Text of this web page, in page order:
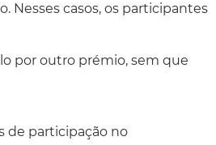
Nesses casos, os participantes
por outro prémio, sem que
de participação no